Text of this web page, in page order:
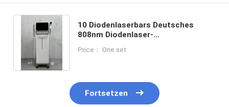
10 Diodenlaserbars Deutsches
808nm Diodenlaser-
Haarentfernung Maschine
Price： One set
Fortsetzen